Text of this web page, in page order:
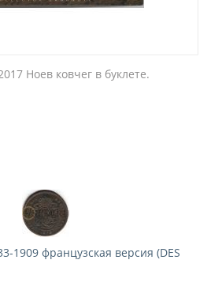
Ноев ковчег в буклете.
1909 французская версия (DES